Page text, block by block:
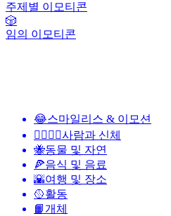
주제별 이모티콘
🎲
임의 이모티콘
😂스마일리스 & 이모션
👩‍❤️‍💋‍👨사람과 신체
🐝동물 및 자연
🍕음식 및 음료
🌇여행 및 장소
🥎활동
📙개체